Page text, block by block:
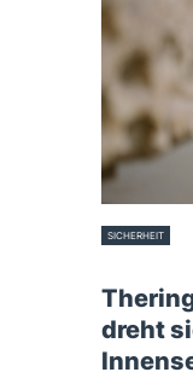
SICHERHEIT
dreht